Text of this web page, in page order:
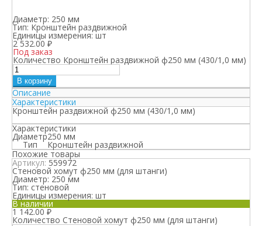
Диаметр: 250 мм
Тип: Кронштейн раздвижной
Единицы измерения: шт
2 532.00 ₽
Под заказ
Количество Кронштейн раздвижной ф250 мм (430/1,0 мм)
В корзину
Описание
Характеристики
Кронштейн раздвижной ф250 мм (430/1,0 мм)
Характеристики
Диаметр250 мм
Тип
Кронштейн раздвижной
Похожие товары
Артикул:559972
Стеновой хомут ф250 мм (для штанги)
Диаметр: 250 мм
Тип: стеновой
Единицы измерения: шт
В наличии
1 142.00₽
Количество Стеновой хомут ф250 мм (для штанги)